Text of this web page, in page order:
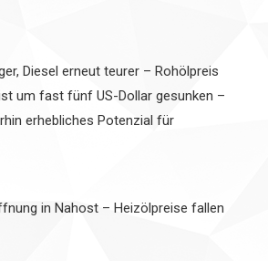
Diesel erneut teurer – Rohölpreis
um fast fünf US-Dollar gesunken –
erhebliches Potenzial für
in Nahost – Heizölpreise fallen